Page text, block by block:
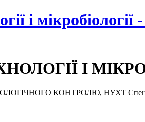
і
І
КОНТРОЛЮ, НУХТ